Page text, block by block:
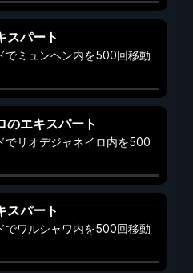
スパート
でミュンヘン内を500回移動
のエキスパート
でリオデジャネイロ内を500
スパート
でワルシャワ内を500回移動